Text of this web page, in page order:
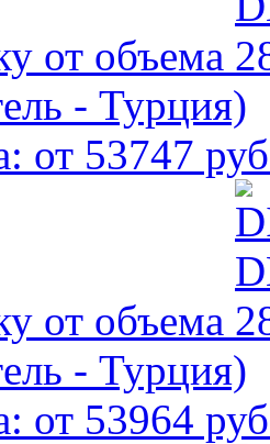
от объема
- Турция)
от 53747
от объема
- Турция)
от 53964